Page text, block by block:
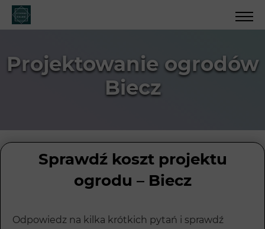
Projektowanie ogrodów
Biecz
Sprawdź koszt projektu
ogrodu – Biecz
Odpowiedz na kilka krótkich pytań i sprawdź